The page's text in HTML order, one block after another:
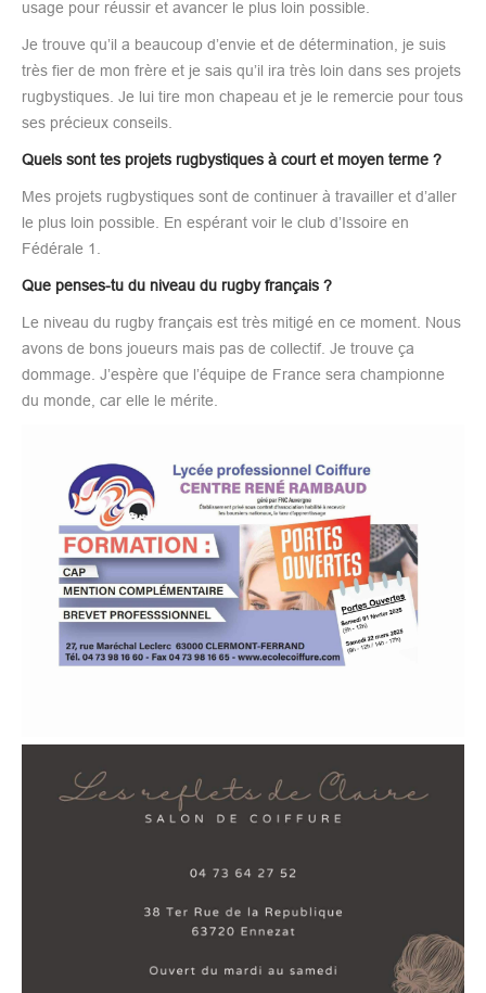
usage pour réussir et avancer le plus loin possible.
Je trouve qu’il a beaucoup d’envie et de détermination, je suis
très fier de mon frère et je sais qu’il ira très loin dans ses projets
rugbystiques. Je lui tire mon chapeau et je le remercie pour tous
ses précieux conseils.
Quels sont tes projets rugbystiques à court et moyen terme ?
Mes projets rugbystiques sont de continuer à travailler et d’aller
le plus loin possible. En espérant voir le club d’Issoire en
Fédérale 1.
Que penses-tu du niveau du rugby français ?
Le niveau du rugby français est très mitigé en ce moment. Nous
avons de bons joueurs mais pas de collectif. Je trouve ça
dommage. J’espère que l’équipe de France sera championne
du monde, car elle le mérite.